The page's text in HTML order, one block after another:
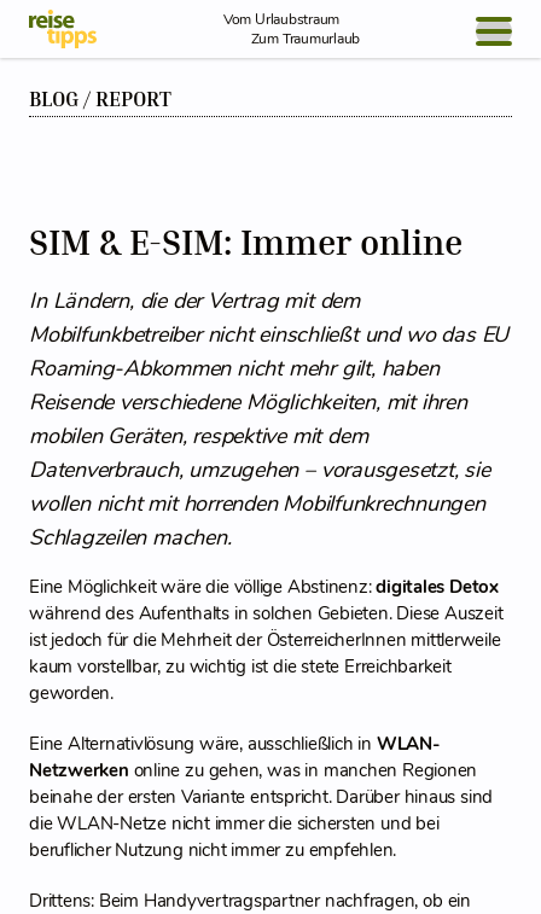
Skip to Content
Vom Urlaubstraum
Zum Traumurlaub
BLOG / REPORT
SIM & E-SIM: Immer online
In Ländern, die der Vertrag mit dem
Mobilfunkbetreiber nicht einschließt und wo das EU
Roaming-Abkommen nicht mehr gilt, haben
Reisende verschiedene Möglichkeiten, mit ihren
mobilen Geräten, respektive mit dem
Datenverbrauch, umzugehen – vorausgesetzt, sie
wollen nicht mit horrenden Mobilfunkrechnungen
Schlagzeilen machen.
Eine Möglichkeit wäre die völlige Abstinenz:digitales Detox
während des Aufenthalts in solchen Gebieten. Diese Auszeit
ist jedoch für die Mehrheit der ÖsterreicherInnen mittlerweile
kaum vorstellbar, zu wichtig ist die stete Erreichbarkeit
geworden.
Eine Alternativlösung wäre, ausschließlich in WLAN-
Netzwerken online zu gehen, was in manchen Regionen
beinahe der ersten Variante entspricht. Darüber hinaus sind
die WLAN-Netze nicht immer die sichersten und bei
beruflicher Nutzung nicht immer zu empfehlen.
Drittens: Beim Handyvertragspartner nachfragen, ob ein